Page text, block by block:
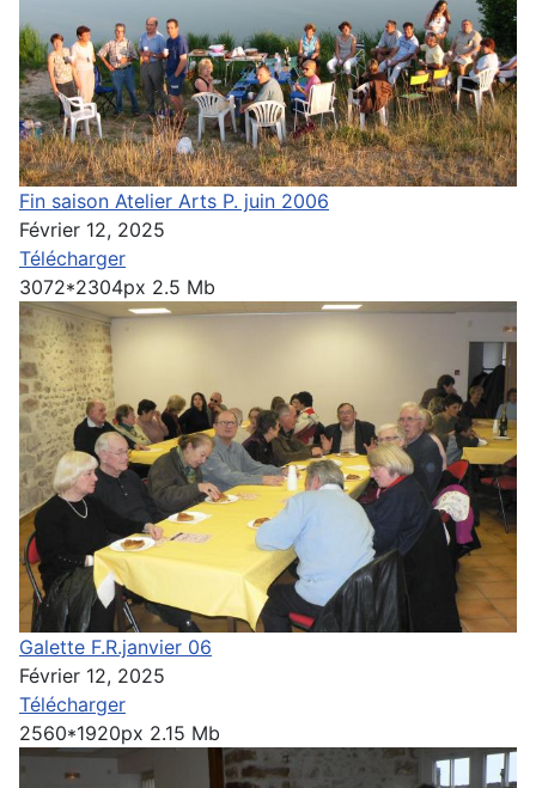
Fin saison Atelier Arts P. juin 2006
Février 12, 2025
Télécharger
3072*2304px 2.5 Mb
Galette F.R.janvier 06
Février 12, 2025
Télécharger
2560*1920px 2.15 Mb